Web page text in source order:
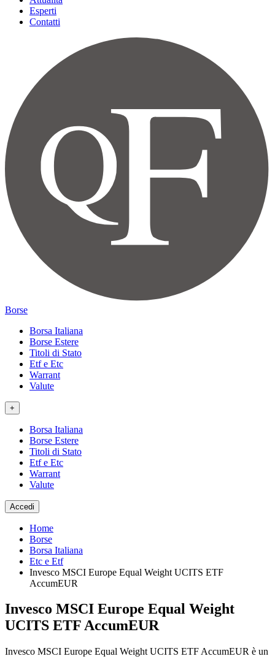
Esperti
Contatti
Borse
Borsa Italiana
Borse Estere
Titoli di Stato
Etf e Etc
Warrant
Valute
+
Borsa Italiana
Borse Estere
Titoli di Stato
Etf e Etc
Warrant
Valute
Accedi
Home
Borse
Borsa Italiana
Etc e Etf
Invesco MSCI Europe Equal Weight UCITS ETF
AccumEUR
Invesco MSCI Europe Equal Weight
UCITS ETF AccumEUR
Invesco MSCI Europe Equal Weight UCITS ETF AccumEUR è un